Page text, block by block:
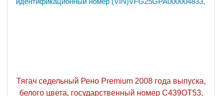
Тягач седельный Рено Premium 2008 года выпуска,
белого цвета, государственный номер С439ОТ53,